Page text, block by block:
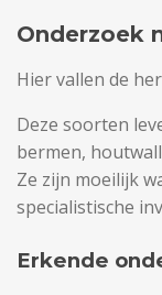
Onderzoek
Hier vallen de
Deze soorten
bermen,
Ze zijn moeilijk
specialistische
Erkende